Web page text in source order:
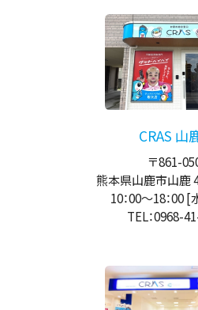
CRAS 山
〒861-
熊本県山鹿市山鹿
10：00～18：00[
TEL：0968-